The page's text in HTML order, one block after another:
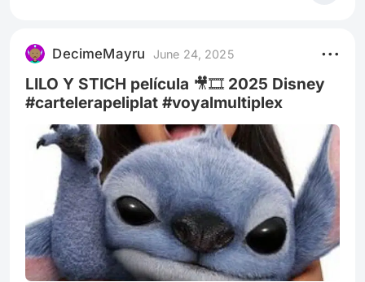
DecimeMayru June 24, 2025
LILO Y STICH película 🎥🎞️ 2025 Disney
#cartelerapeliplat #voyalmultiplex